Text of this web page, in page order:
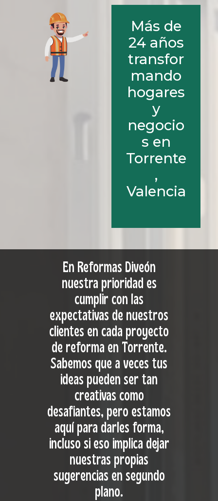
Más de
24 años
transfor
mando
hogares
y
negocio
s en
Torrente
,
Valencia
En Reformas Diveón
nuestra prioridad es
cumplir con las
expectativas de nuestros
clientes en cada proyecto
de reforma en Torrente.
Sabemos que a veces tus
ideas pueden ser tan
creativas como
desafiantes, pero estamos
aquí para darles forma,
incluso si eso implica dejar
nuestras propias
sugerencias en segundo
plano.